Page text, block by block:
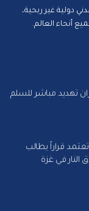
غير ربحية،
أنحاء العالم.
تهديد مباشر للسلم
قراراً يطالب
في غزة